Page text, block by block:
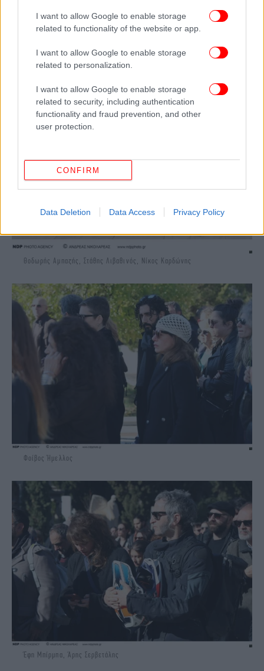
I want to allow Google to enable storage
related to functionality of the website or app.
I want to allow Google to enable storage
related to personalization.
I want to allow Google to enable storage
related to security, including authentication
functionality and fraud prevention, and other
user protection.
CONFIRM
Data Deletion Data Access Privacy Policy
Θοδωρής Αμπαζής, Στάθης Λιβαθινός, Νίκος Καρδώνης
Φοίβος Ήμελλος
Έφη Μπίρμπα, Άρης Σερβετάλης